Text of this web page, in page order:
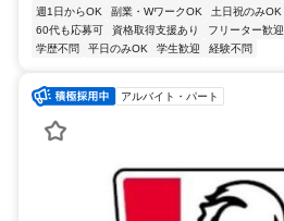
週1日からOK
副業・WワークOK 土日祝のみOK
60代も応募可
資格取得支援あり フリーター歓迎
学歴不問
平日のみOK 学生歓迎 経験不問
アルバイト・パート